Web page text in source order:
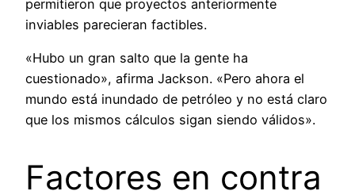
permitieron que proyectos anteriormente
inviables parecieran factibles.
«Hubo un gran salto que la gente ha
cuestionado», afirma Jackson. «Pero ahora el
mundo está inundado de petróleo y no está claro
que los mismos cálculos sigan siendo válidos».
Factores en contra